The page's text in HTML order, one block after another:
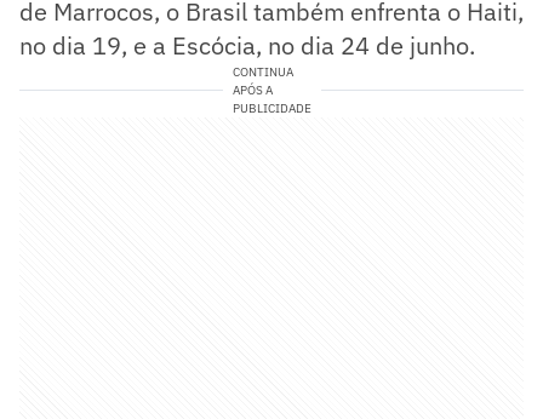
de Marrocos, o Brasil também enfrenta o Haiti,
no dia 19, e a Escócia, no dia 24 de junho.
CONTINUA
APÓS A
PUBLICIDADE